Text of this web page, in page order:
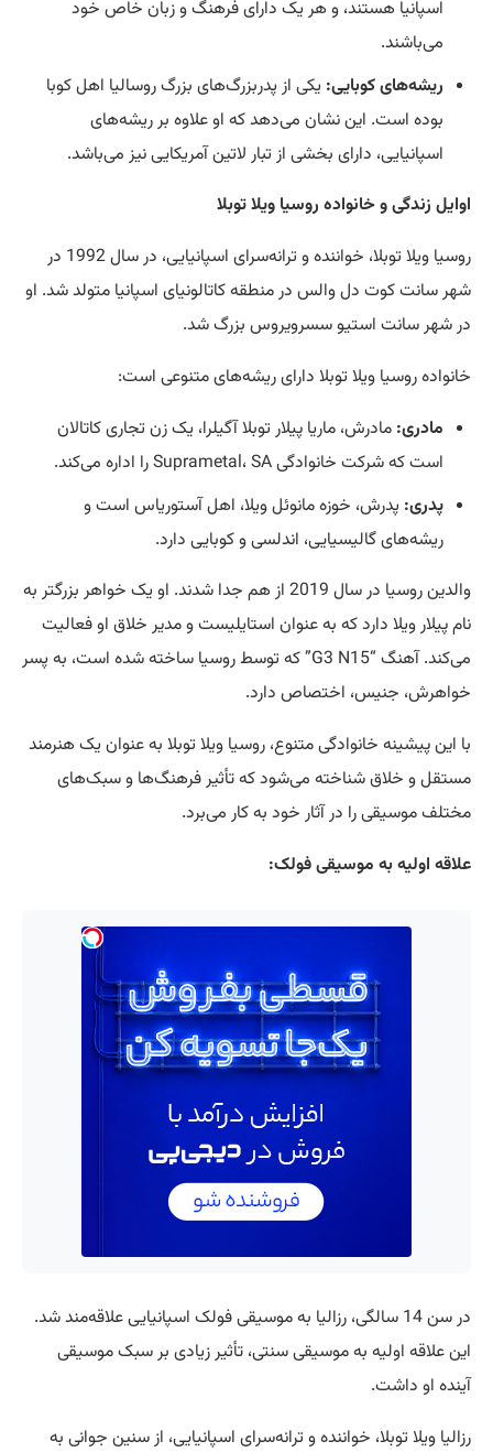
اسپانیا هستند، و هر یک دارای فرهنگ و زبان خاص خود
می‌باشند.
ریشه‌های کوبایی: یکی از پدربزرگ‌های بزرگ روسالیا اهل کوبا
بوده است. این نشان می‌دهد که او علاوه بر ریشه‌های
اسپانیایی، دارای بخشی از تبار لاتین آمریکایی نیز می‌باشد.
اوایل زندگی و خانواده روسیا ویلا توبلا
روسیا ویلا توبلا، خواننده و ترانه‌سرای اسپانیایی، در سال 1992 در
شهر سانت کوت دل والس در منطقه کاتالونیای اسپانیا متولد شد. او
در شهر سانت استیو سسرویروس بزرگ شد.
خانواده روسیا ویلا توبلا دارای ریشه‌های متنوعی است:
مادری: مادرش، ماریا پیلار توبلا آگیلرا، یک زن تجاری کاتالان
است که شرکت خانوادگی Suprametal، SA را اداره می‌کند.
پدری: پدرش، خوزه مانوئل ویلا، اهل آستوریاس است و
ریشه‌های گالیسیایی، اندلسی و کوبایی دارد.
والدین روسیا در سال 2019 از هم جدا شدند. او یک خواهر بزرگتر به
نام پیلار ویلا دارد که به عنوان استایلیست و مدیر خلاق او فعالیت
می‌کند. آهنگ “G3 N15” که توسط روسیا ساخته شده است، به پسر
خواهرش، جنیس، اختصاص دارد.
با این پیشینه خانوادگی متنوع، روسیا ویلا توبلا به عنوان یک هنرمند
مستقل و خلاق شناخته می‌شود که تأثیر فرهنگ‌ها و سبک‌های
مختلف موسیقی را در آثار خود به کار می‌برد.
علاقه اولیه به موسیقی فولک:
در سن 14 سالگی، رزالیا به موسیقی فولک اسپانیایی علاقه‌مند شد.
این علاقه اولیه به موسیقی سنتی، تأثیر زیادی بر سبک موسیقی
آینده او داشت.
رزالیا ویلا توبلا، خواننده و ترانه‌سرای اسپانیایی، از سنین جوانی به